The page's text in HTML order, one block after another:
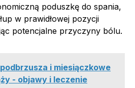
poduszkę do spania,
w prawidłowej pozycji
potencjalne przyczyny bólu.
i miesiączkowe
- objawy i leczenie